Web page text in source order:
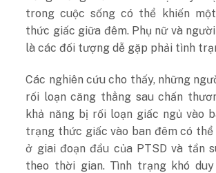
trong cuộc sống có thể khiến
thức giấc giữa đêm. Phụ nữ và
là các đối tượng dễ gặp phải tình
Các nghiên cứu cho thấy, những
rối loạn căng thẳng sau chấn
khả năng bị rối loạn giấc ngủ vào
trạng thức giấc vào ban đêm có thể
ở giai đoạn đầu của PTSD và tần
theo thời gian. Tình trạng khó